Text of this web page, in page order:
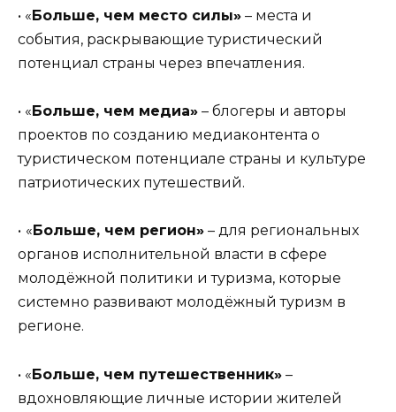
• «Больше, чем место силы» – места и
события, раскрывающие туристический
потенциал страны через впечатления.
• « Больше, чем медиа» – блогеры и авторы
проектов по созданию медиаконтента о
туристическом потенциале страны и культуре
патриотических путешествий.
• « Больше, чем регион» – для региональных
органов исполнительной власти в сфере
молодёжной политики и туризма, которые
системно развивают молодёжный туризм в
регионе.
• «Больше, чем путешественник» –
вдохновляющие личные истории жителей